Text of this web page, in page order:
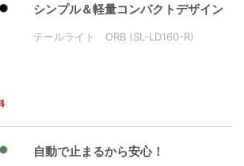
シンプル＆軽量コンパクトデザイン
テールライト ORB (SL-LD160-R)
自動で止まるから安心！